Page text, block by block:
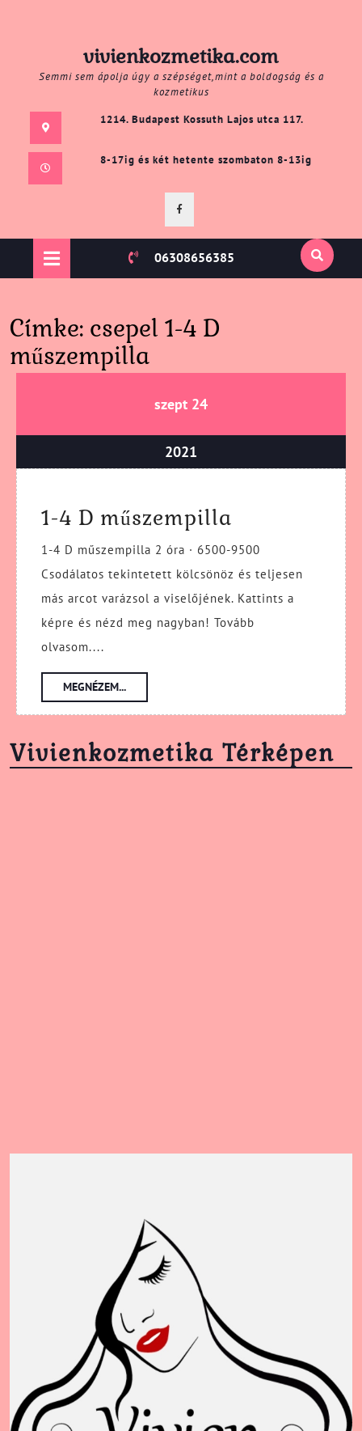
vivienkozmetika.com
Semmi sem ápolja úgy a szépséget,mint a boldogság és a
kozmetikus
1214. Budapest Kossuth Lajos utca 117.
8-17ig és két hetente szombaton 8-13ig
06308656385
Címke: csepel 1-4 D
műszempilla
szeptszeptember
2021
24szeptember
2021
24,
1-4 D műszempilla
4
D
műszempilla
1-4 D műszempilla 2 óra · 6500-9500
Csodálatos tekintetett kölcsönöz és teljesen
más arcot varázsol a viselőjének. Kattints a
képre és nézd meg nagyban! Tovább
olvasom....
MEGNÉZEM...MEGNÉZEM...
Vivienkozmetika Térképen